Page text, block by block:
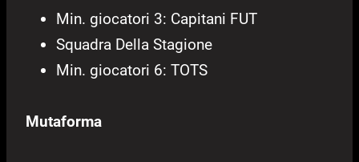
Min. giocatori 3: Capitani FUT
Squadra Della Stagione
Min. giocatori 6: TOTS
Mutaforma